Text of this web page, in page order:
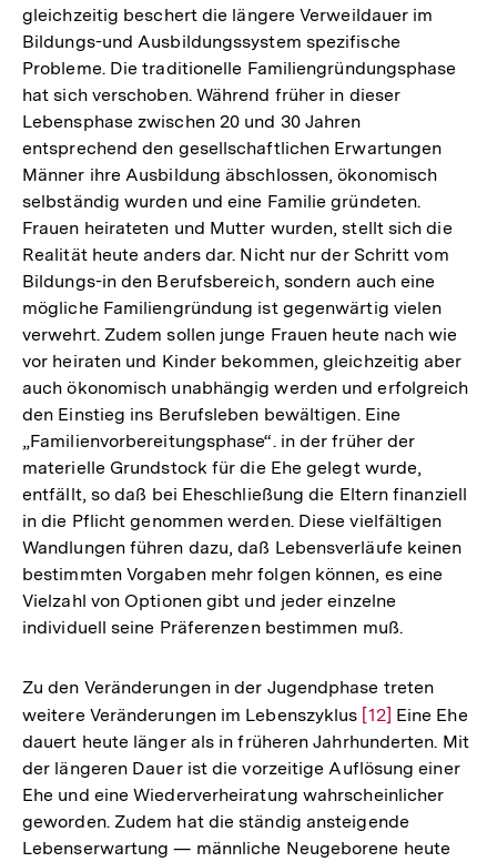
gleichzeitig beschert die längere Verweildauer im
Bildungs-und Ausbildungssystem spezifische
Probleme. Die traditionelle Familiengründungsphase
hat sich verschoben. Während früher in dieser
Lebensphase zwischen 20 und 30 Jahren
entsprechend den gesellschaftlichen Erwartungen
Männer ihre Ausbildung äbschlossen, ökonomisch
selbständig wurden und eine Familie gründeten.
Frauen heirateten und Mutter wurden, stellt sich die
Realität heute anders dar. Nicht nur der Schritt vom
Bildungs-in den Berufsbereich, sondern auch eine
mögliche Familiengründung ist gegenwärtig vielen
verwehrt. Zudem sollen junge Frauen heute nach wie
vor heiraten und Kinder bekommen, gleichzeitig aber
auch ökonomisch unabhängig werden und erfolgreich
den Einstieg ins Berufsleben bewältigen. Eine
„Familienvorbereitungsphase“. in der früher der
materielle Grundstock für die Ehe gelegt wurde,
entfällt, so daß bei Eheschließung die Eltern finanziell
in die Pflicht genommen werden. Diese vielfältigen
Wandlungen führen dazu, daß Lebensverläufe keinen
bestimmten Vorgaben mehr folgen können, es eine
Vielzahl von Optionen gibt und jeder einzelne
individuell seine Präferenzen bestimmen muß.
Zu den Veränderungen in der Jugendphase treten
weitere Veränderungen im Lebenszyklus Zur
Auflösung
der
Fußnote
[12] Eine Ehe
dauert heute länger als in früheren Jahrhunderten. Mit
der längeren Dauer ist die vorzeitige Auflösung einer
Ehe und eine Wiederverheiratung wahrscheinlicher
geworden. Zudem hat die ständig ansteigende
Lebenserwartung — männliche Neugeborene heute